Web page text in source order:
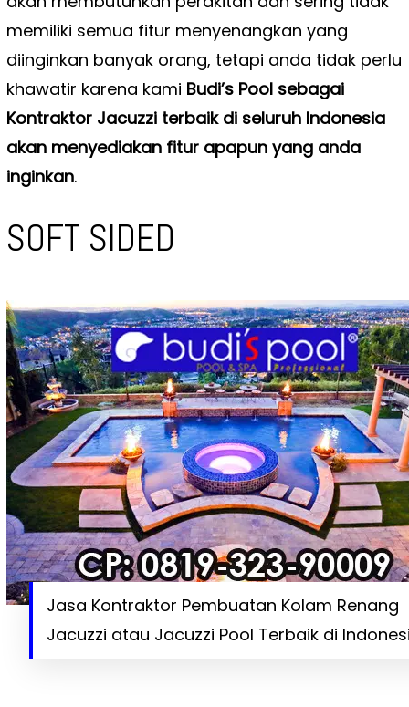
memiliki semua fitur menyenangkan yang
diinginkan banyak orang, tetapi anda tidak perlu
khawatir karena kami Budi’s Pool sebagai
Kontraktor Jacuzzi terbaik di seluruh Indonesia
akan menyediakan fitur apapun yang anda
inginkan.
SOFT SIDED
Jasa Kontraktor Pembuatan Kolam Renang
Jacuzzi atau Jacuzzi Pool Terbaik di